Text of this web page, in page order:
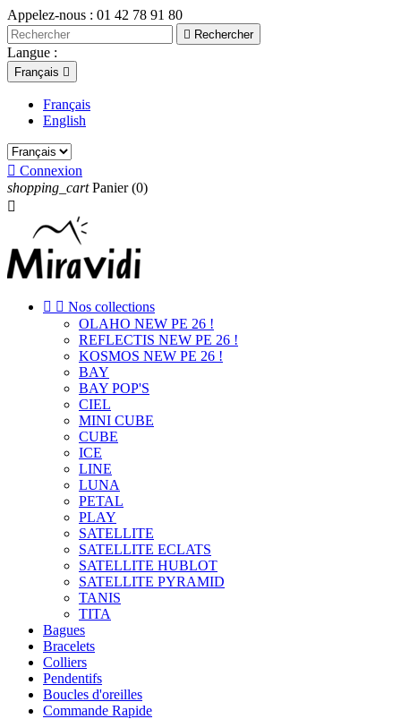
Appelez-nous : 01 42 78 91 80
 Rechercher
Langue :
Français 
Français
English
 Connexion
shopping_cart Panier (0)

  Nos collections
OLAHO NEW PE 26 !
REFLECTIS NEW PE 26 !
KOSMOS NEW PE 26 !
BAY
BAY POP'S
CIEL
MINI CUBE
CUBE
ICE
LINE
LUNA
PETAL
PLAY
SATELLITE
SATELLITE ECLATS
SATELLITE HUBLOT
SATELLITE PYRAMID
TANIS
TITA
Bagues
Bracelets
Colliers
Pendentifs
Boucles d'oreilles
Commande Rapide